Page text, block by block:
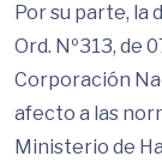
Por su parte, la
Ord. Nº313, de
Corporación
afecto a las
Ministerio de